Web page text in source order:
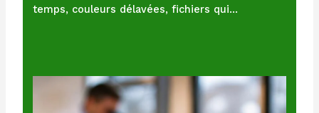
temps, couleurs délavées, fichiers qui…